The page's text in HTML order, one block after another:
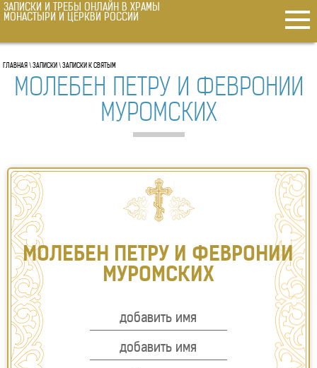
ГЛАВНАЯ
О ЗДРАВИИ
ОБ УСОПШИХ
О ВОИНЕ
О РОДАХ
ПСАЛТЫРЬ
ЗА УСПЕШНУЮ СДАЧУ ЭКЗАМЕНА
О ЖИТЕЙСКИХ НУЖДАХ
ПАНИХИДА
ЗАПИСКИ
К ИИСУСУ ХРИСТУ
АРХАНГЕЛУ МИХАИЛУ
МАТРОНЕ МОСКОВСКОЙ
ЗАПИСКИ И ТРЕБЫ ОНЛАЙН В ХРАМЫ
МОНАСТЫРИ И ЦЕРКВИ РОССИИ
ГЛАВНАЯ \ ЗАПИСКИ \ ЗАПИСКИ К СВЯТЫМ
МОЛЕБЕН ПЕТРУ И ФЕВРОНИИ
МУРОМСКИХ
МОЛЕБЕН ПЕТРУ И ФЕВРОНИИ
МУРОМСКИХ